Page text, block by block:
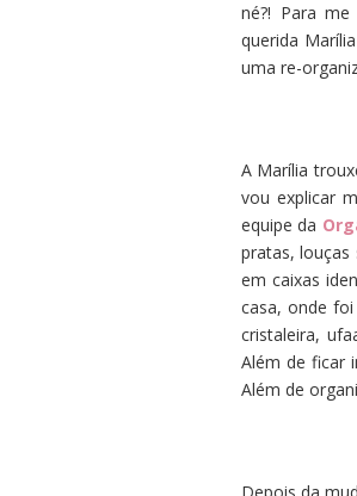
né?! Para
querida
uma re-
A Marília
vou explicar
equipe da
pratas,
em caixas
casa, onde
cristaleira,
Além de ficar
Além de